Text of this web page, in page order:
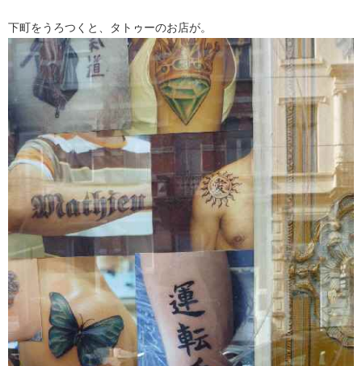
下町をうろつくと、タトゥーのお店が。